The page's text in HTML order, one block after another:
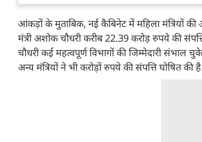
आंकड़ों के मुताबिक, नई कैबिनेट में महिला मंत्रियों
मंत्री अशोक चौधरी करीब 22.39 करोड़ रुपये की
चौधरी कई महत्वपूर्ण विभागों की जिम्मेदारी
अन्य मंत्रियों ने भी करोड़ों रुपये की संपत्ति घोषित की